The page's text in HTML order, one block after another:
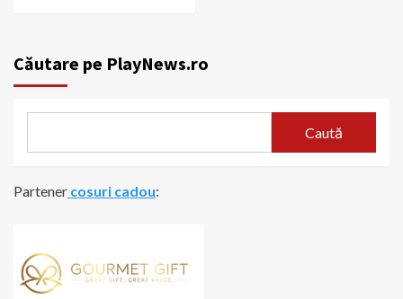
Căutare pe PlayNews.ro
Caută
Partener cosuri cadou: